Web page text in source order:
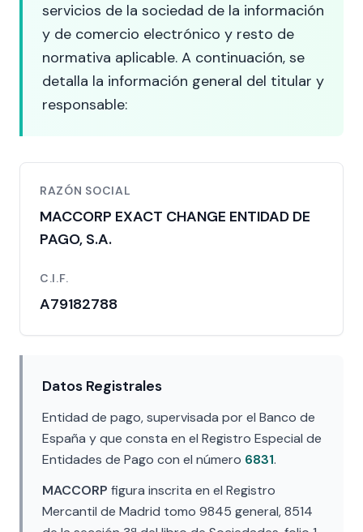
servicios de la sociedad de la información
y de comercio electrónico y resto de
normativa aplicable. A continuación, se
detalla la información general del titular y
responsable:
RAZÓN SOCIAL
MACCORP EXACT CHANGE ENTIDAD DE
PAGO, S.A.
C.I.F.
A79182788
Datos Registrales
Entidad de pago, supervisada por el Banco de
España y que consta en el Registro Especial de
Entidades de Pago con el número 6831.
MACCORP figura inscrita en el Registro
Mercantil de Madrid tomo 9845 general, 8514